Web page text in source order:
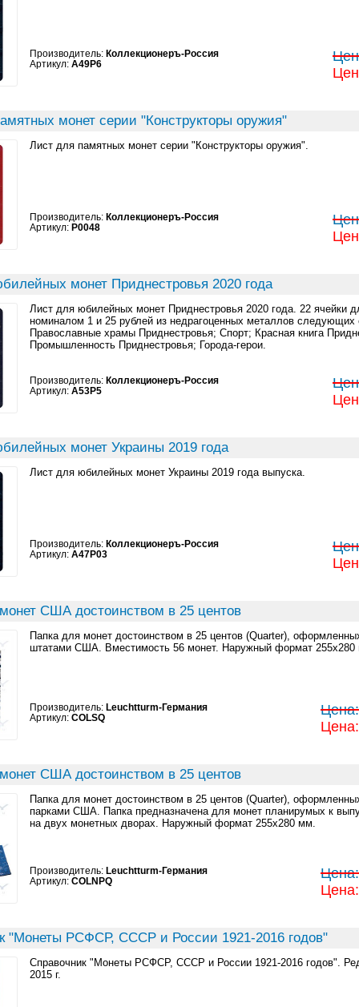
Производитель: Коллекционеръ-Россия
Артикул: A49P6
монет серии "Конструкторы оружия"
Лист для памятных монет серии "Конструкторы оружия".
Производитель: Коллекционеръ-Россия
Артикул: P0048
монет Приднестровья 2020 года
Лист для юбилейных монет Приднестровья 2020 года. 22 ячейки
номиналом 1 и 25 рублей из недрагоценных металлов следующих
Православные храмы Приднестровья; Спорт; Красная книга
Промышленность Приднестровья; Города-герои.
Производитель: Коллекционеръ-Россия
Артикул: A53P5
монет Украины 2019 года
Лист для юбилейных монет Украины 2019 года выпуска.
Производитель: Коллекционеръ-Россия
Артикул: A47P03
США достоинством в 25 центов
Папка для монет достоинством в 25 центов (Quarter),
штатами США. Вместимость 56 монет. Наружный формат
Производитель: Leuchtturm-Германия
Артикул: COLSQ
США достоинством в 25 центов
Папка для монет достоинством в 25 центов (Quarter),
парками США. Папка предназначена для монет планирумых к
на двух монетных дворах. Наружный формат 255x280 мм.
Производитель: Leuchtturm-Германия
Артикул: COLNPQ
"Монеты РСФСР, СССР и России 1921-2016 годов"
Справочник "Монеты РСФСР, СССР и России 1921-2016 годов".
2015 г.